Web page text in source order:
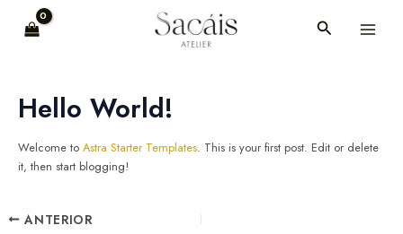
Buscar
Hello World!
Welcome to Astra Starter Templates. This is your first post. Edit or delete
it, then start blogging!
Navegación
ANTERIOR